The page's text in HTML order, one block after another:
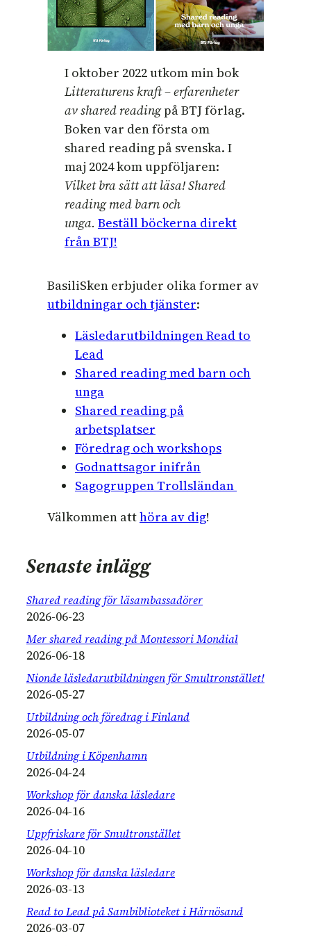
I oktober 2022 utkom min bok
Litteraturens kraft – erfarenheter
av shared readingpå BTJ förlag.
Boken var den första om
shared reading på svenska. I
maj 2024 kom uppföljaren:
Vilket bra sätt att läsa! Shared
reading med barn och
unga. Beställ böckerna direkt
från BTJ!
BasiliSken erbjuder olika former av
utbildningar och tjänster:
Läsledarutbildningen Read to
Lead
Shared reading med barn och
unga
Shared reading på
arbetsplatser
Föredrag och workshops
Godnattsagor inifrån
Sagogruppen Trollsländan
Välkommen atthöra av dig!
Senaste inlägg
Shared reading för läsambassadörer
2026-06-23
Mer shared reading på Montessori Mondial
2026-06-18
Nionde läsledarutbildningen för Smultronstället!
2026-05-27
Utbildning och föredrag i Finland
2026-05-07
Utbildning i Köpenhamn
2026-04-24
Workshop för danska läsledare
2026-04-16
Uppfriskare för Smultronstället
2026-04-10
Workshop för danska läsledare
2026-03-13
Read to Lead på Sambiblioteket i Härnösand
2026-03-07